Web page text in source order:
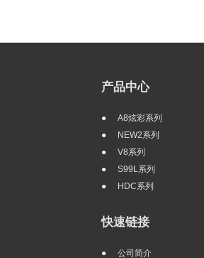
产品中心
A8炫彩系列
NEW2系列
V8系列
S99L系列
HDC系列
快速链接
公司简介